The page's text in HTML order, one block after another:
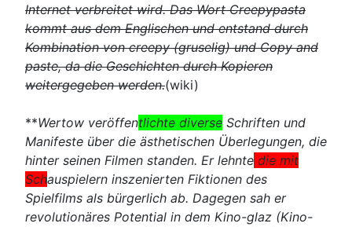
Internet verbreitet wird. Das Wort Creepypasta
kommt aus dem Englischen und entstand durch
Kombination von creepy (gruselig) und Copy and
paste, da die Geschichten durch Kopieren
weitergegeben werden.(wiki)
**Wertow veröffentlichte diverse Schriften und
Manifeste über die ästhetischen Überlegungen, die
hinter seinen Filmen standen. Er lehnte die mit
Schauspielern inszenierten Fiktionen des
Spielfilms als bürgerlich ab. Dagegen sah er
revolutionäres Potential in dem Kino-glaz (Kino-